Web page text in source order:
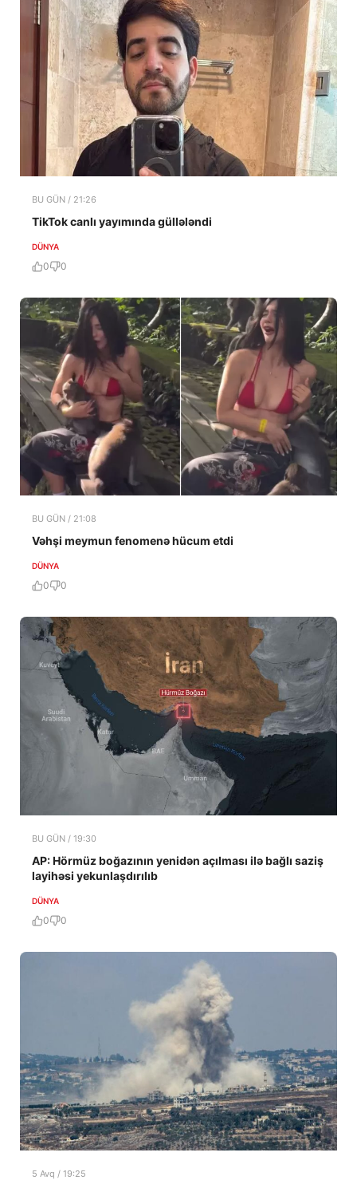
BU GÜN / 21:26
TikTok canlı yayımında güllələndi
DÜNYA
0 0
BU GÜN / 21:08
Vəhşi meymun fenomenə hücum etdi
DÜNYA
0 0
BU GÜN / 19:30
AP: Hörmüz boğazının yenidən açılması ilə bağlı saziş
layihəsi yekunlaşdırılıb
DÜNYA
0 0
5 Avq / 19:25